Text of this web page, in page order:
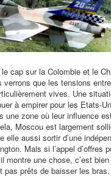
cap sur la Colombie et le
verrons que les tensions
vives. Une
à empirer pour les Etats-
une zone où leur influence
Moscou est largement
elle aussi sortir d’une
Mais si l’appel d’offres
montre une chose, c’est
pas prêts de baisser les bras.